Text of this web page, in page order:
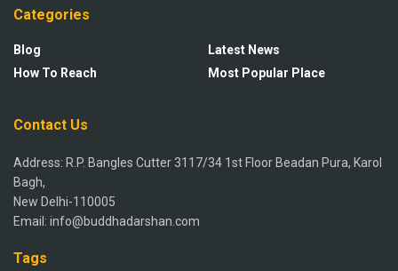
Categories
Blog
How To Reach
Latest News
Most Popular Place
Contact Us
Address: R.P. Bangles Cutter 3117/34 1st Floor Beadan Pura, Karol
Bagh,
New Delhi-110005
Email: info@buddhadarshan.com
Tags